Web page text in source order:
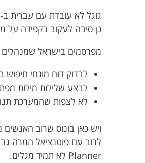
כן סיבה לעקוב בקפידה על
מפרסמים בישראל שמנהלים
לבדוק דוח מונחי חיפוש
לבצע שלילות מילות
לא לצפות שהמערכת
Planner לא תמיד מגלים.